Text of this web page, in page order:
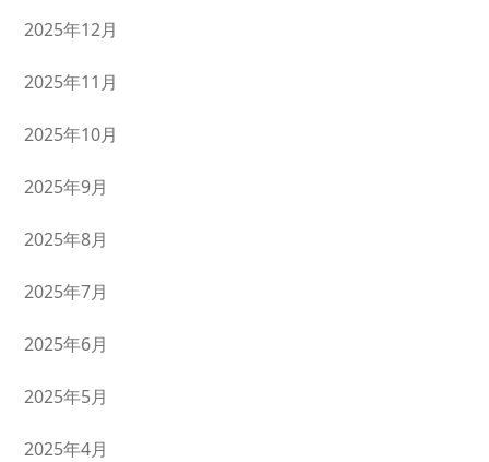
2025年12月
2025年11月
2025年10月
2025年9月
2025年8月
2025年7月
2025年6月
2025年5月
2025年4月